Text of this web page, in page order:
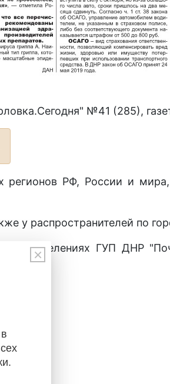
№41 (285),
РФ, России и
у распространителей по
отделениях ГУП ДНР
×